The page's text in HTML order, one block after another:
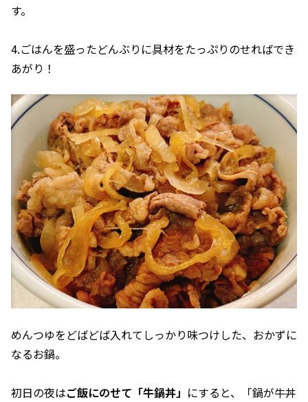
す。
4.ごはんを盛ったどんぶりに具材をたっぷりのせればでき
あがり！
めんつゆをどばどば入れてしっかり味つけした、おかずに
なるお鍋。
初日の夜はご飯にのせて「牛鍋丼」 にすると、「鍋が牛丼